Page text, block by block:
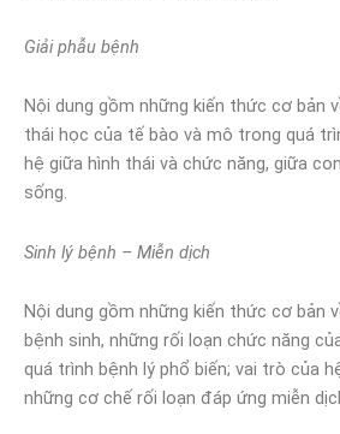
Giải phẫu bệnh
Nội dung gồm những kiến thức cơ bản
thái học của tế bào và mô trong quá
hệ giữa hình thái và chức năng, giữa
sống.
Sinh lý bệnh – Miễn dịch
Nội dung gồm những kiến thức cơ bản
bệnh sinh, những rối loạn chức năng
quá trình bệnh lý phổ biến; vai trò của
những cơ chế rối loạn đáp ứng miễn